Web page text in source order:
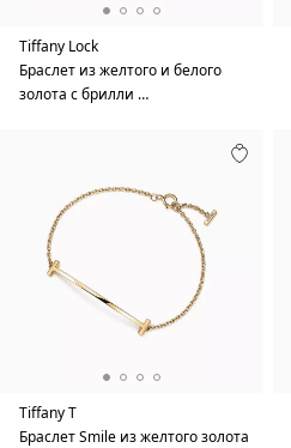
Tiffany Lock
Браслет из желтого и белого
золота с брилли …
Tiffany T
Браслет Smile из желтого золота